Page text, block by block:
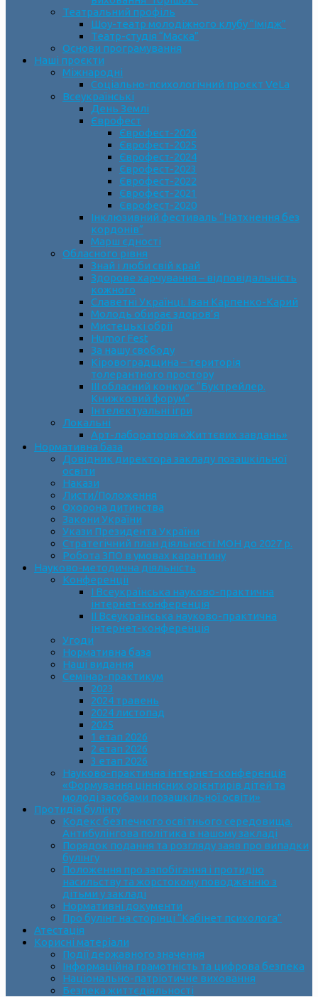
Театральний профіль
Шоу-театр молодіжного клубу “Імідж”
Театр-студія “Маска”
Основи програмування
Наші проєкти
Міжнародні
Соціально-психологічний проєкт VeLa
Всеукраїнські
День Землі
Єврофест
Єврофест-2026
Єврофест-2025
Єврофест-2024
Єврофест-2023
Єврофест-2022
Єврофест-2021
Єврофест-2020
Інклюзивний фестиваль “Натхнення без
кордонів”
Марш єдності
Обласного рівня
Знай і люби свій край
Здорове харчування – відповідальність
кожного
Славетні Українці. Іван Карпенко-Карий
Молодь обирає здоров’я
Мистецькі обрії
Humor Fest
За нашу свободу
Кіровоградщина – територія
толерантного простору
ІII обласний конкурс “Буктрейлер.
Книжковий форум”
Інтелектуальні ігри
Локальні
Арт-лабораторія «Життєвих завдань»
Нормативна база
Довідник директора закладу позашкільної
освіти
Накази
Листи/Положення
Охорона дитинства
Закони України
Укази Президента України
Стратегічний план діяльності МОН до 2027 р.
Робота ЗПО в умовах карантину
Науково-методична діяльність
Конференції
І Всеукраїнська науково-практична
інтернет-конференція
ІІ Всеукраїнська науково-практична
інтернет-конференція
Угоди
Нормативна база
Наші видання
Семінар-практикум
2023
2024 травень
2024 листопад
2025
1 етап 2026
2 етап 2026
3 етап 2026
Науково-практична інтернет-конференція
«Формування ціннісних орієнтирів дітей та
молоді засобами позашкільної освіти»
Протидія булінгу
Кодекс безпечного освітнього середовища.
Антибулінгова політика в нашому закладі
Порядок подання та розгляду заяв про випадки
булінгу
Положення про запобігання і протидію
насильству та жорстокому поводженню з
дітьми у закладі
Нормативні документи
Про булінг на сторінці “Кабінет психолога”
Атестація
Корисні матеріали
Події державного значення
Інформаційна грамотність та цифрова безпека
Національно-патріотичне виховання
Безпека життєдіяльності